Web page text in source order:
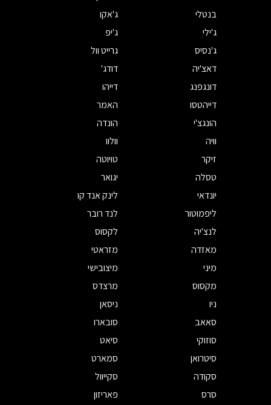
בנטלי
ג'אקו
ג'ילי
ג'יפ
ג'נסיס
גרייט וול
דאצ'יה
דודג'
דונגפנג
דייהו
דייהטסו
האמר
הונגצ'י
הונדה
וויה
וולוו
זיקר
טויוטה
טסלה
יגואר
יונדאי
לינק אנד קו
ליפמוטור
לנד רובר
לנצ'יה
לקסוס
מאזדה
מזראטי
מיני
מיצובישי
מקסוס
מרצדס
ניו
ניסאן
סאאב
סובארו
סוזוקי
סיאט
סיטרואן
סמארט
סקודה
סקייוול
סרס
פאריזון